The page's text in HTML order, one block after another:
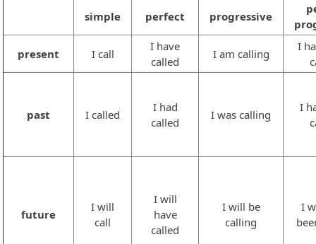
simple perfect progressive
present I call
I have
called
I am calling
I
past I called
I had
called
I was calling
I
future
I will
call
I will
have
called
I will be
calling
I